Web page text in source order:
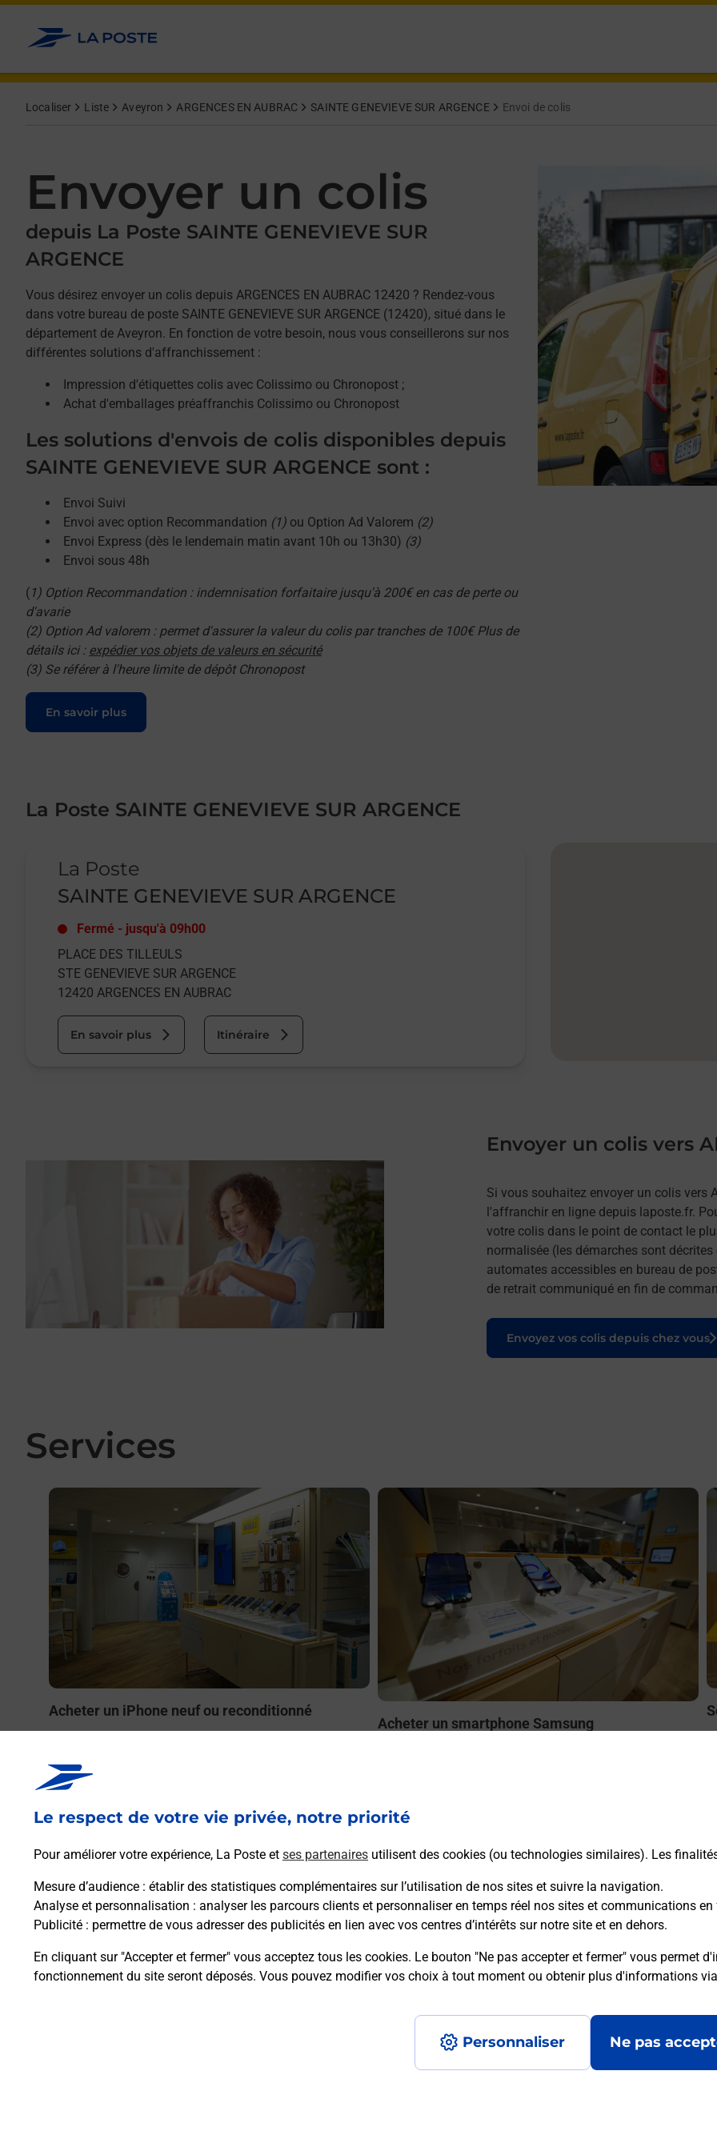
Le respect de votre vie privée, notre priorité
Pour améliorer votre expérience, La Poste et ses partenaires utilisent des cookies (ou technologies similaires). Les
Mesure d’audience : établir des statistiques complémentaires sur l’utilisation de nos sites et suivre la navigation.
Analyse et personnalisation : analyser les parcours clients et personnaliser en temps réel nos sites et communications
Publicité : permettre de vous adresser des publicités en lien avec vos centres d’intérêts sur notre site et en dehors.
En cliquant sur "Accepter et fermer" vous acceptez tous les cookies. Le bouton "Ne pas accepter et fermer" vous permet
fonctionnement du site seront déposés. Vous pouvez modifier vos choix à tout moment ou obtenir plus d'informations via
Personnaliser Ne pas
Allez au contenu
Localiser Liste Aveyron ARGENCES EN AUBRAC SAINTE GENEVIEVE SUR ARGENCE Envoi de colis
Envoyer un colis
depuis La Poste SAINTE GENEVIEVE SUR
ARGENCE
Vous désirez envoyer un colis depuis ARGENCES EN AUBRAC 12420 ? Rendez-vous
dans votre bureau de poste SAINTE GENEVIEVE SUR ARGENCE (12420), situé dans le
département de Aveyron. En fonction de votre besoin, nous vous conseillerons sur nos
différentes solutions d'affranchissement :
Impression d'étiquettes colis avec Colissimo ou Chronopost ;
Achat d'emballages préaffranchis Colissimo ou Chronopost
Les solutions d'envois de colis disponibles depuis
SAINTE GENEVIEVE SUR ARGENCE sont :
Envoi Suivi
Envoi avec option Recommandation (1) ou Option Ad Valorem (2)
Envoi Express (dès le lendemain matin avant 10h ou 13h30) (3)
Envoi sous 48h
( 1) Option Recommandation : indemnisation forfaitaire jusqu'à 200€ en cas de perte ou
d'avarie
(2) Option Ad valorem : permet d'assurer la valeur du colis par tranches de 100€ Plus de
détails ici : expédier vos objets de valeurs en sécurité
(3) Se référer à l'heure limite de dépôt Chronopost
En savoir plus
Le lien s'ouvre dans un nouvel onglet
La Poste SAINTE GENEVIEVE SUR ARGENCE
La Poste
SAINTE GENEVIEVE SUR ARGENCE
Fermé - jusqu'à 09h00
PLACE DES TILLEULS
STE GENEVIEVE SUR ARGENCE
12420 ARGENCES EN AUBRAC
En savoir plus Itinéraire
Envoyer un colis vers
Si vous souhaitez envoyer un colis vers
l'affranchir en ligne depuis laposte.fr.
votre colis dans le point de contact le
normalisée (les démarches sont
automates accessibles en bureau de
de retrait communiqué en fin de
Envoyez vos colis depuis chez vous
Le lien s'ouvre dans un nouvel onglet
Services
En savoir plus
Acheter un iPhone neuf ou reconditionné
dans vos bureaux de Poste à SAINTE GENEVIEVE SUR
En savoir plus
Acheter un smartphone Samsung
GENEVIEVE SUR ARGENCE (12420) !
En savoir plus
Questions fréquemment posées
Comment retourner un colis acheté en ligne depuis votre boîte aux
Afficher ou masquer la réponse
Afficher ou masquer la réponse
Afficher ou masquer la réponse